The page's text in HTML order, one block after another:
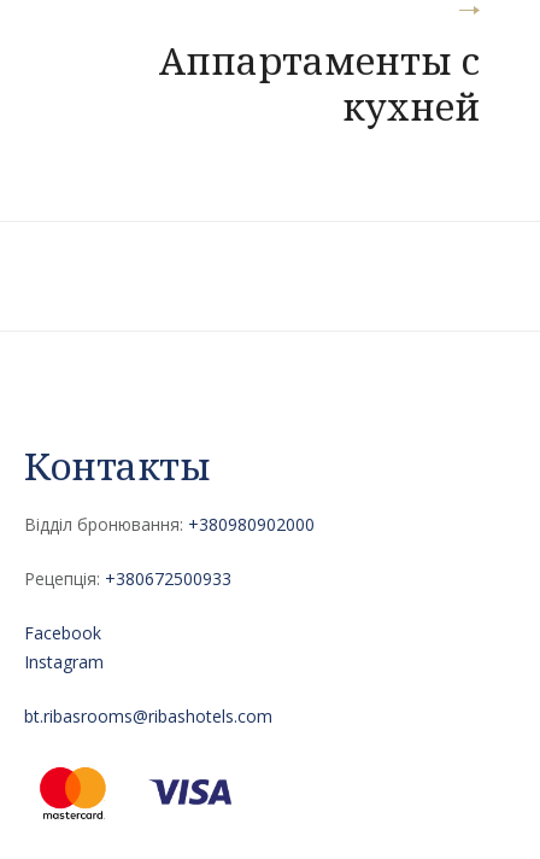
Аппартаменты с
кухней
Контакты
Відділ бронювання: +380980902000
Рецепція: +380672500933
Facebook
Instagram
bt.ribasrooms@ribashotels.com